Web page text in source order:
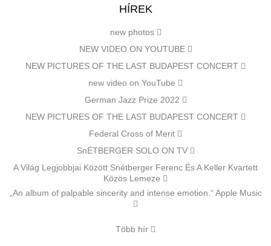
HÍREK
new photos
NEW VIDEO ON YOUTUBE
NEW PICTURES OF THE LAST BUDAPEST CONCERT
new video on YouTube
German Jazz Prize 2022
NEW PICTURES OF THE LAST BUDAPEST CONCERT
Federal Cross of Merit
SnÉTBERGER SOLO ON TV
A Világ Legjobbjai Között Snétberger Ferenc És A Keller Kvartett
Közös Lemeze
„An album of palpable sincerity and intense emotion.“ Apple Music
Több hír